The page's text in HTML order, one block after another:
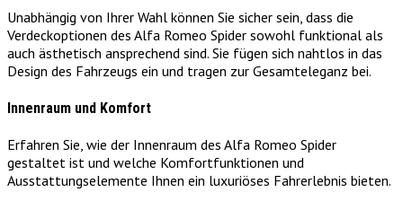
Unabhängig von Ihrer Wahl können Sie sicher sein, dass die
Verdeckoptionen des Alfa Romeo Spider sowohl funktional als
auch ästhetisch ansprechend sind. Sie fügen sich nahtlos in das
Design des Fahrzeugs ein und tragen zur Gesamteleganz bei.
Innenraum und Komfort
Erfahren Sie, wie der Innenraum des Alfa Romeo Spider
gestaltet ist und welche Komfortfunktionen und
Ausstattungselemente Ihnen ein luxuriöses Fahrerlebnis bieten.